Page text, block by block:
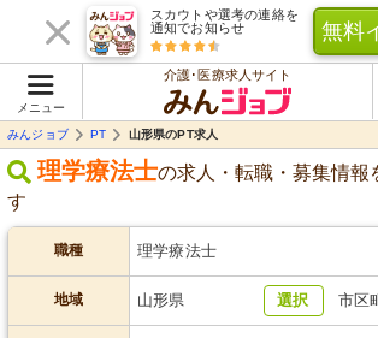
スカウトや選考の連絡を
通知でお知らせ
無料
メニュー
介護･医療求人サイト
みんジョブ
PT 山形県のPT求人
理学療法士の求人・転職・募集情報
す
職種 理学療法士
地域 山形県 選択 市区